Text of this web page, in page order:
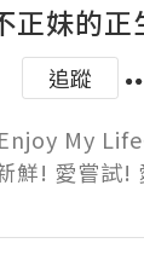
正妹的正
追蹤
My
鮮! 愛嘗試!